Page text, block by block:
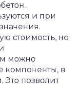
и при
стоимость, но
можно
компоненты, в
Это позволит